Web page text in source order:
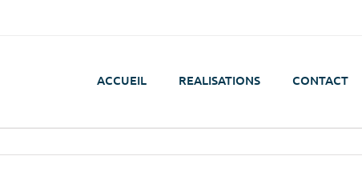
ACCUEIL REALISATIONS CONTACT